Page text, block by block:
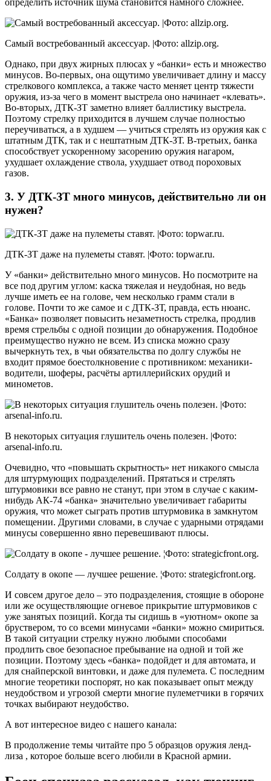
определить источник шума становится намного сложнее.
Самый востребованный аксессуар. |Фото: allzip.org.
Однако, при двух жирных плюсах у «банки» есть и множество
минусов. Во-первых, она ощутимо увеличивает длину и массу
стрелкового комплекса, а также часто меняет центр тяжести
оружия, из-за чего в момент выстрела оно начинает «клевать».
Во-вторых, ДТК-ЗТ заметно влияет баллистику выстрела.
Поэтому стрелку приходится в лучшем случае полностью
переучиваться, а в худшем — учиться стрелять из оружия как с
штатным ДТК, так и с нештатным ДТК-ЗТ. В-третьих, банка
способствует ускоренному засорению оружия нагаром,
ухудшает охлаждение ствола, ухудшает отвод пороховых
газов.
3. У ДТК-ЗТ много минусов, действительно ли он
нужен?
ДТК-ЗТ даже на пулеметы ставят. |Фото: topwar.ru.
У «банки» действительно много минусов. Но посмотрите на
все под другим углом: каска тяжелая и неудобная, но ведь
лучше иметь ее на голове, чем несколько грамм стали в
голове. Почти то же самое и с ДТК-ЗТ, правда, есть нюанс.
«Банка» позволяет повысить незаметность стрелка, продлив
время стрельбы с одной позиции до обнаружения. Подобное
преимущество нужно не всем. Из списка можно сразу
вычеркнуть тех, в чьи обязательства по долгу службы не
входит прямое боестолкновение с противником: механики-
водители, шоферы, расчёты артиллерийских орудий и
минометов.
В некоторых ситуация глушитель очень полезен. |Фото:
arsenal-info.ru.
Очевидно, что «повышать скрытность» нет никакого смысла
для штурмующих подразделений. Прятаться и стрелять
штурмовики все равно не станут, при этом в случае с каким-
нибудь АК-74 «банка» значительно увеличивает габариты
оружия, что может сыграть против штурмовика в замкнутом
помещении. Другими словами, в случае с ударными отрядами
минусы совершенно явно перевешивают плюсы.
Солдату в окопе — лучшее решение. ¦Фото: strategicfront.org.
И совсем другое дело – это подразделения, стоящие в обороне
или же осуществляющие огневое прикрытие штурмовиков с
уже занятых позиций. Когда ты сидишь в «уютном» окопе за
бруствером, то со всеми минусами «банки» можно смириться.
В такой ситуации стрелку нужно любыми способами
продлить свое безопасное пребывание на одной и той же
позиции. Поэтому здесь «банка» подойдет и для автомата, и
для снайперской винтовки, и даже для пулемета. С последним
многие теоретики поспорят, но как показывает опыт между
неудобством и угрозой смерти многие пулеметчики в горячих
точках выбирают неудобство.
А вот интересное видео с нашего канала:
В продолжение темы читайте про 5 образцов оружия ленд-
лиза , которое больше всего любили в Красной армии.